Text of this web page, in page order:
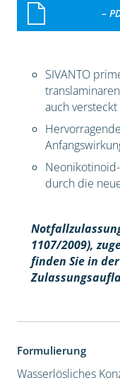
–
SIVANTO
auch
durch die
1107/2009), z
finden Sie in
Formulierung
Wasserlösliches